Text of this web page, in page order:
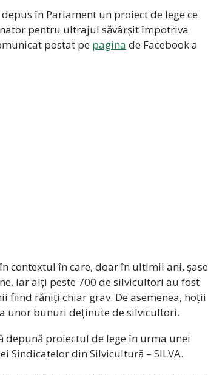
în Parlament un proiect de lege ce
pentru ultrajul săvârșit împotriva
postat pe pagina de Facebook a
contextul în care, doar în ultimii ani, șase
iar alți peste 700 de silvicultori au fost
fiind răniți chiar grav. De asemenea, hoții
unor bunuri deținute de silvicultori.
depună proiectul de lege în urma unei
Sindicatelor din Silvicultură – SILVA.